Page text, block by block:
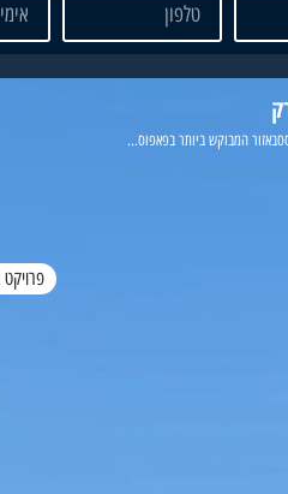
המבוקש ביותר בפאפוס...
פרויקט